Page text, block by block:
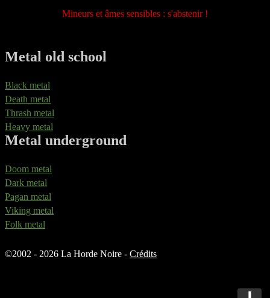
Mineurs et âmes sensibles : s'abstenir !
Metal old school
Black metal
Death metal
Thrash metal
Heavy metal
Metal underground
Doom metal
Dark metal
Pagan metal
Viking metal
Folk metal
©2002 - 2026 La Horde Noire - Crédits